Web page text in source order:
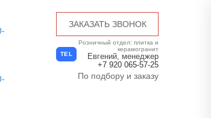
ЗАКАЗАТЬ ЗВОНОК
TEL
Розничный отдел: плитка и
керамогранит
Евгений, менеджер
+7 920 065-57-25
По подбору и заказу